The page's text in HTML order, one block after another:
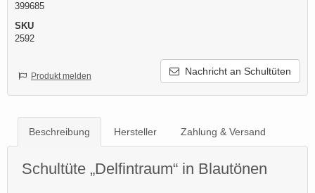
399685
SKU
2592
Nachricht an Schultüten
Produkt melden
Beschreibung Hersteller Zahlung & Versand
Schultüte „Delfintraum“ in Blautönen